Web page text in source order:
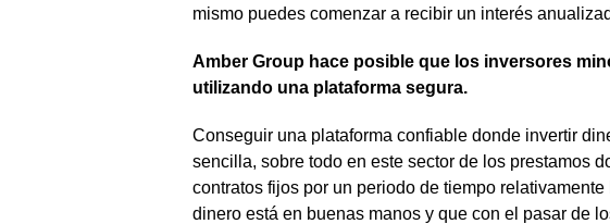
mismo puedes comenzar a recibir un interés
Amber Group hace posible que los inversores
utilizando una plataforma segura.
Conseguir una plataforma confiable donde invertir
sencilla, sobre todo en este sector de los prestamos
contratos fijos por un periodo de tiempo
dinero está en buenas manos y que con el pasar de